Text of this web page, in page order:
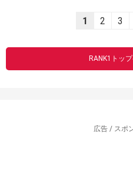
1 2 3
RANK1トッ
広告 / スポ